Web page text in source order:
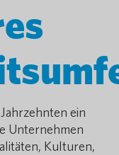
ein
Unternehmen
Kulturen,